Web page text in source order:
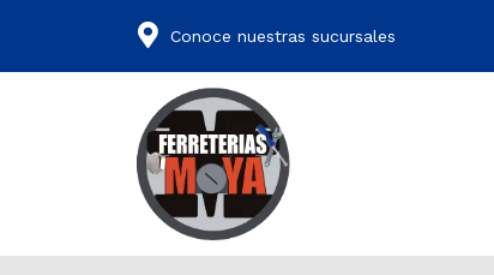
Conoce nuestras sucursales